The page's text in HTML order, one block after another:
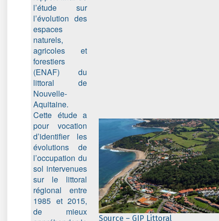
l’étude sur
l’évolution des
espaces
naturels,
agricoles et
forestiers
(ENAF) du
littoral de
Nouvelle-
Aquitaine.
Cette étude a
pour vocation
d’identifier les
évolutions de
l’occupation du
sol intervenues
sur le littoral
régional entre
1985 et 2015,
de mieux
Source – GIP Littoral